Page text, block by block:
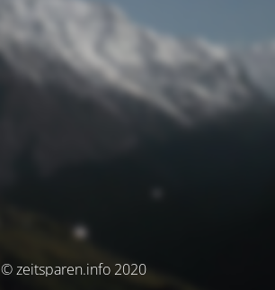
© zeitsparen.info 2020